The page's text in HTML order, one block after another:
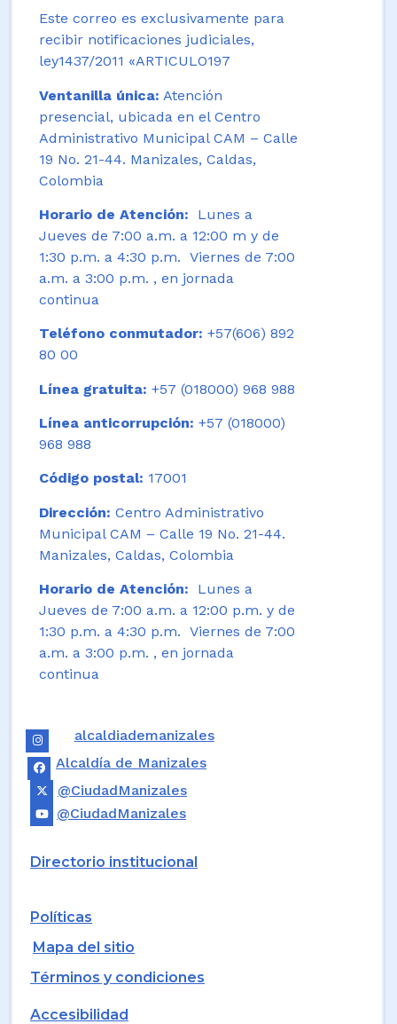
Este correo es exclusivamente para
recibir notificaciones judiciales,
ley1437/2011 «ARTICULO197
Ventanilla única: Atención
presencial, ubicada en el Centro
Administrativo Municipal CAM – Calle
19 No. 21-44. Manizales, Caldas,
Colombia
Horario de Atención:
Lunes a
Jueves de 7:00 a.m. a 12:00 m y de
1:30 p.m. a 4:30 p.m. Viernes de 7:00
a.m. a 3:00 p.m. , en jornada
continua
Teléfono conmutador: +57(606) 892
80 00
Línea gratuita: +57 (018000) 968 988
Línea anticorrupción: +57 (018000)
968 988
Código postal: 17001
Dirección: Centro Administrativo
Municipal CAM – Calle 19 No. 21-44.
Manizales, Caldas, Colombia
Horario de Atención: Lunes a
Jueves de 7:00 a.m. a 12:00 p.m. y de
1:30 p.m. a 4:30 p.m. Viernes de 7:00
a.m. a 3:00 p.m. , en jornada
continua
alcaldiademanizales
Alcaldía de Manizales
@CiudadManizales
@CiudadManizales
Directorio institucional
Políticas
Mapa del sitio
Términos y condiciones
Accesibilidad